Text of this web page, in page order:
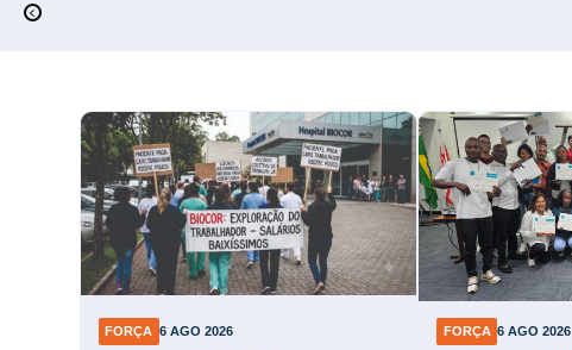
FORÇA 6 AGO 2026 FORÇA 6 AGO 2026